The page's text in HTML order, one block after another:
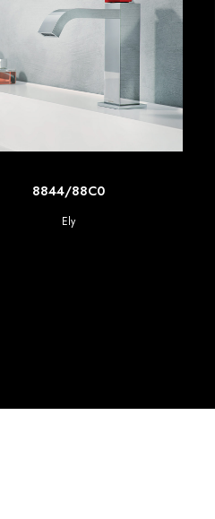
SCOPRI DI PIU'
8844/88C0
Ely